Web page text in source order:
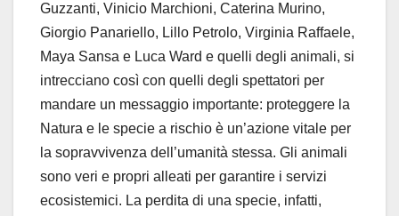
Guzzanti, Vinicio Marchioni, Caterina Murino,
Giorgio Panariello, Lillo Petrolo, Virginia Raffaele,
Maya Sansa e Luca Ward e quelli degli animali, si
intrecciano così con quelli degli spettatori per
mandare un messaggio importante: proteggere la
Natura e le specie a rischio è un’azione vitale per
la sopravvivenza dell’umanità stessa. Gli animali
sono veri e propri alleati per garantire i servizi
ecosistemici. La perdita di una specie, infatti,